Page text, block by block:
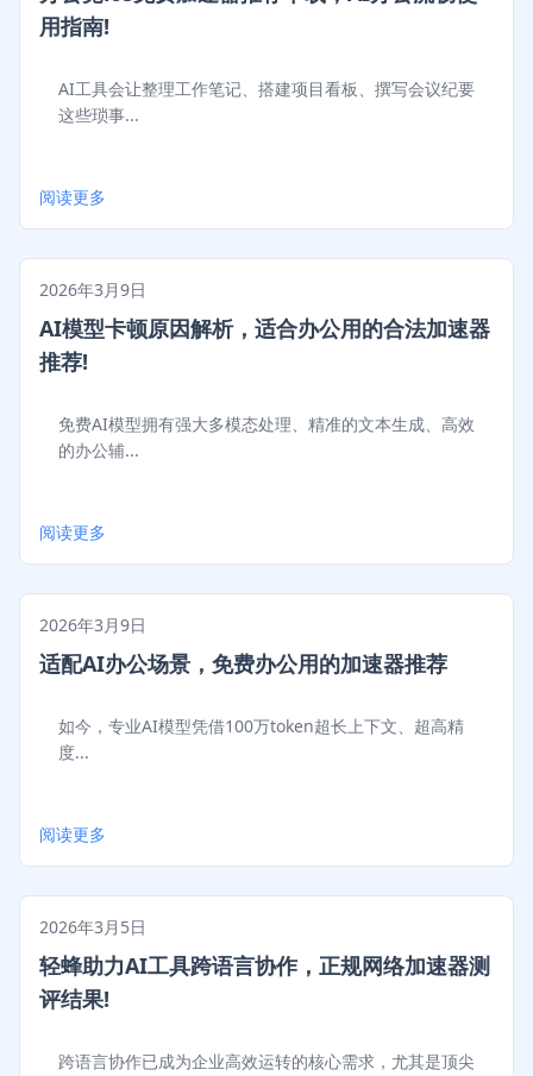
用指南!
AI工具会让整理工作笔记、搭建项目看板、撰写会议纪要
这些琐事...
阅读更多
2026年3月9日
AI模型卡顿原因解析，适合办公用的合法加速器
推荐!
免费AI模型拥有强大多模态处理、精准的文本生成、高效
的办公辅...
阅读更多
2026年3月9日
适配AI办公场景，免费办公用的加速器推荐
如今，专业AI模型凭借100万token超长上下文、超高精
度...
阅读更多
2026年3月5日
轻蜂助力AI工具跨语言协作，正规网络加速器测
评结果!
跨语言协作已成为企业高效运转的核心需求，尤其是顶尖